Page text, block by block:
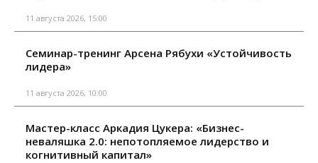
11 августа 2026, 15:00
Семинар-тренинг Арсена Рябухи «Устойчивость
лидера»
11 августа 2026, 10:00
Мастер-класс Аркадия Цукера: «Бизнес-
неваляшка 2.0: непотопляемое лидерство и
когнитивный капитал»